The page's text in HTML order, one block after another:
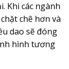
Khi các ngành
chẽ hơn và
dao sẽ đóng
hình tương